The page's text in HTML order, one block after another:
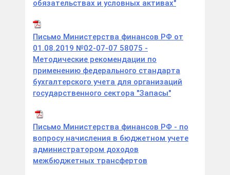
обязательствах и условных активах"
Письмо Министерства финансов РФ от
01.08.2019 №02-07-07 58075 -
Методические рекомендации по
применению федерального стандарта
бухгалтерского учета для организаций
государственного сектора "Запасы"
Письмо Министерства финансов РФ - по
вопросу начисления в бюджетном учете
администратором доходов
межбюджетных трансфертов